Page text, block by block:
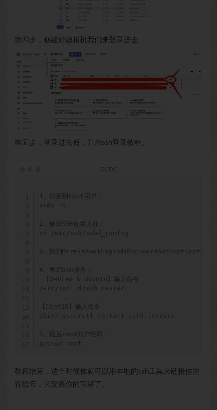
第四步，创建好虚拟机我们来登录进去
第五步，登录进去后，开启ssh登录教程。
1、切换到root用户：
sudo -i
2、修改SSH配置文件：
vi /etc/ssh/sshd_config
3、找到PermitRootLogin和PasswordAuthentication
4、重启SSH服务：
【Debian & Ubuntu】输入命令
/etc/init.d/ssh restart
【CentOS】输入命令
/bin/systemctl restart sshd.service
5、设置root账户密码：
passwd root
教程结束，这个时候你就可以用本地的ssh工具来链接你的
谷歌云，来安装你的宝塔了。